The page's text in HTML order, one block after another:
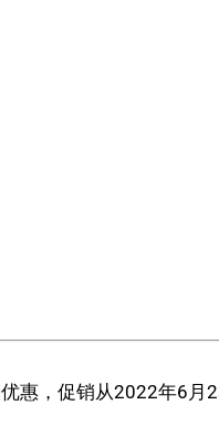
惠，促销从2022年6月